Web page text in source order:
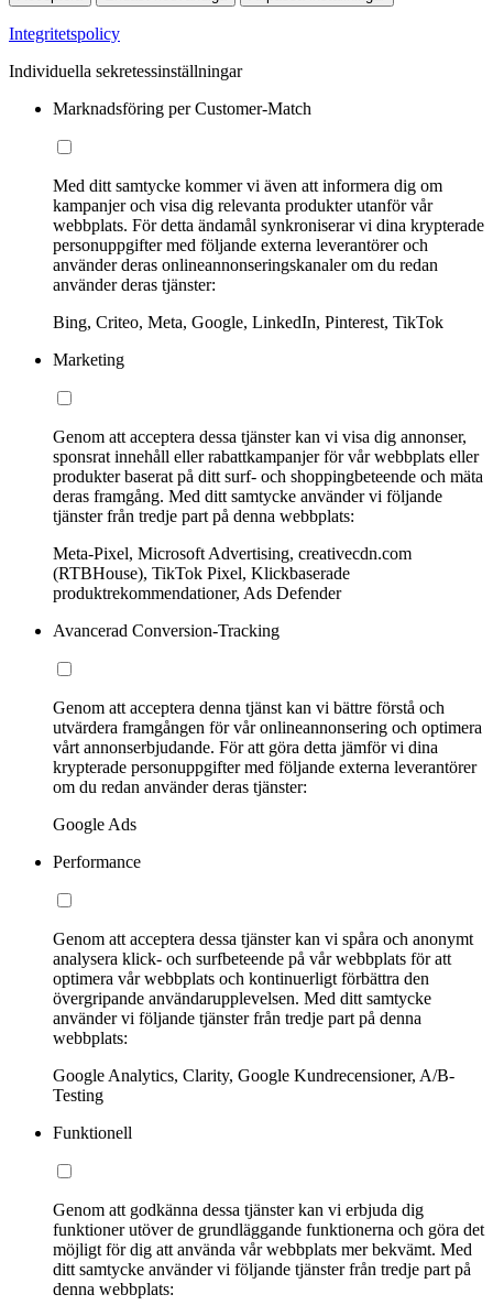
Integritetspolicy
Individuella sekretessinställningar
Marknadsföring per Customer-Match
Med ditt samtycke kommer vi även att informera dig om
kampanjer och visa dig relevanta produkter utanför vår
webbplats. För detta ändamål synkroniserar vi dina krypterade
personuppgifter med följande externa leverantörer och
använder deras onlineannonseringskanaler om du redan
använder deras tjänster:
Bing, Criteo, Meta, Google, LinkedIn, Pinterest, TikTok
Marketing
Genom att acceptera dessa tjänster kan vi visa dig annonser,
sponsrat innehåll eller rabattkampanjer för vår webbplats eller
produkter baserat på ditt surf- och shoppingbeteende och mäta
deras framgång. Med ditt samtycke använder vi följande
tjänster från tredje part på denna webbplats:
Meta-Pixel, Microsoft Advertising, creativecdn.com
(RTBHouse), TikTok Pixel, Klickbaserade
produktrekommendationer, Ads Defender
Avancerad Conversion-Tracking
Genom att acceptera denna tjänst kan vi bättre förstå och
utvärdera framgången för vår onlineannonsering och optimera
vårt annonserbjudande. För att göra detta jämför vi dina
krypterade personuppgifter med följande externa leverantörer
om du redan använder deras tjänster:
Google Ads
Performance
Genom att acceptera dessa tjänster kan vi spåra och anonymt
analysera klick- och surfbeteende på vår webbplats för att
optimera vår webbplats och kontinuerligt förbättra den
övergripande användarupplevelsen. Med ditt samtycke
använder vi följande tjänster från tredje part på denna
webbplats:
Google Analytics, Clarity, Google Kundrecensioner, A/B-
Testing
Funktionell
Genom att godkänna dessa tjänster kan vi erbjuda dig
funktioner utöver de grundläggande funktionerna och göra det
möjligt för dig att använda vår webbplats mer bekvämt. Med
ditt samtycke använder vi följande tjänster från tredje part på
denna webbplats: